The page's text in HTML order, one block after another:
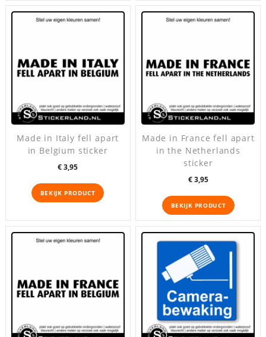
Made in Italy fell apart
in Belgium sticker
Prijs
€ 3,95
BEKIJK PRODUCT
Made in France fell apart
in the Netherlands
sticker
Prijs
€ 3,95
BEKIJK PRODUCT